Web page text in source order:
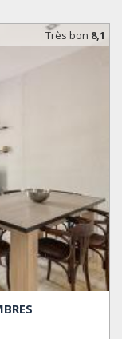
Très bon 8,1